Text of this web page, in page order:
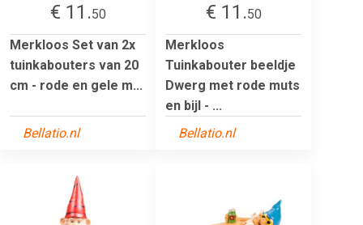
€ 11.50
Merkloos Set van 2x
tuinkabouters van 20
cm - rode en gele m...
Bellatio.nl
€ 11.50
Merkloos
Tuinkabouter beeldje
Dwerg met rode muts
en bijl - ...
Bellatio.nl